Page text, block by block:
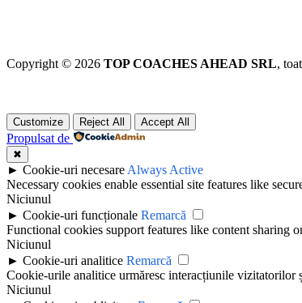
Copyright © 2026 TOP COACHES AHEAD SRL,
Customize Reject All Accept All
Propulsat de
✖
► Cookie-uri necesare Always Active
Necessary cookies enable essential site features like
Niciunul
► Cookie-uri funcționale Remarcă
Functional cookies support features like content sharing
Niciunul
► Cookie-uri analitice Remarcă
Cookie-urile analitice urmăresc interacțiunile vizitatorilor
Niciunul